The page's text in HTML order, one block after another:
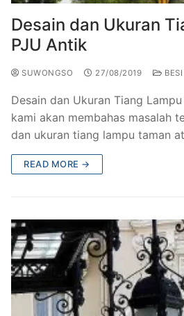
Kursi Taman Besi Tempa
Ornamen Besi Tempa Murah
Ranjang Besi Tempa Klasik
Tiang Lampu PJU Antik
Pengecoran Logam Jakarta
Alat Fitness Outdoor Murah
Gallery Railing Tangga Besi
Gallery Ranjang Besi Tempa
Contact Us
Desain dan Ukuran
PJU Antik
SUWONGSO 27/08/2019
Desain dan Ukuran Tiang
kami akan membahas masalah
dan ukuran tiang lampu taman
READ MORE →